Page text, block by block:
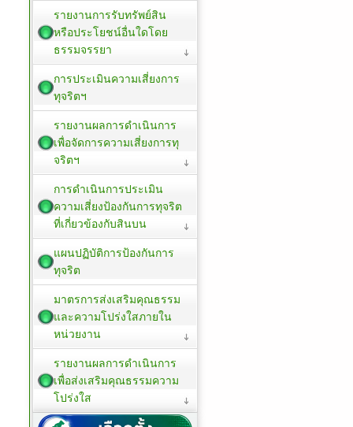
รายงานการรับทรัพย์สิน
หรือประโยชน์อื่นใดโดย
ธรรมจรรยา
การประเมินความเสี่ยงการ
ทุจริตฯ
รายงานผลการดำเนินการ
เพื่อจัดการความเสี่ยงการทุ
จริตฯ
การดำเนินการประเมิน
ความเสี่ยงป้องกันการทุจริต
ที่เกี่ยวข้องกับสินบน
แผนปฏิบัติการป้องกันการ
ทุจริต
มาตรการส่งเสริมคุณธรรม
และความโปร่งใสภายใน
หน่วยงาน
รายงานผลการดำเนินการ
เพื่อส่งเสริมคุณธรรมความ
โปร่งใส